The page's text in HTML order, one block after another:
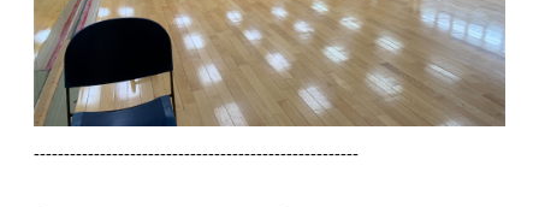
------------------------------------------------------